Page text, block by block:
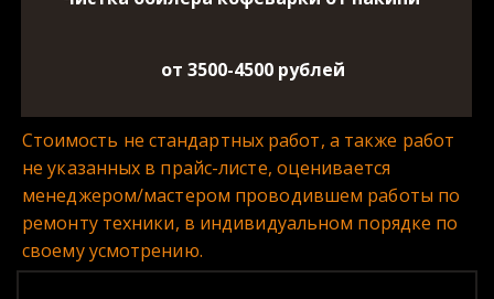
от 3500-4500 рублей
Стоимость не стандартных работ, а также работ
не указанных в прайс-листе, оценивается
менеджером/мастером проводившем работы по
ремонту техники, в индивидуальном порядке по
своему усмотрению.